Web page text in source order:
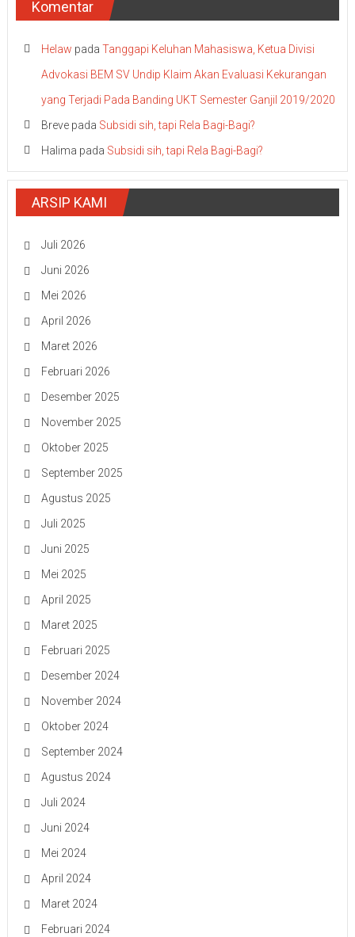
Komentar
Helaw pada Tanggapi Keluhan Mahasiswa, Ketua Divisi
Advokasi BEM SV Undip Klaim Akan Evaluasi Kekurangan
yang Terjadi Pada Banding UKT Semester Ganjil 2019/2020
Brevepada Subsidi sih, tapi Rela Bagi-Bagi?
Halima pada Subsidi sih, tapi Rela Bagi-Bagi?
ARSIP KAMI
Juli 2026
Juni 2026
Mei 2026
April 2026
Maret 2026
Februari 2026
Desember 2025
November 2025
Oktober 2025
September 2025
Agustus 2025
Juli 2025
Juni 2025
Mei 2025
April 2025
Maret 2025
Februari 2025
Desember 2024
November 2024
Oktober 2024
September 2024
Agustus 2024
Juli 2024
Juni 2024
Mei 2024
April 2024
Maret 2024
Februari 2024